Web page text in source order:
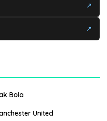
↗
↗
Bola
United